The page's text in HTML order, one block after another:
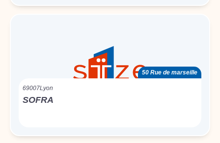
50 Rue de marseille
69007Lyon
SOFRA